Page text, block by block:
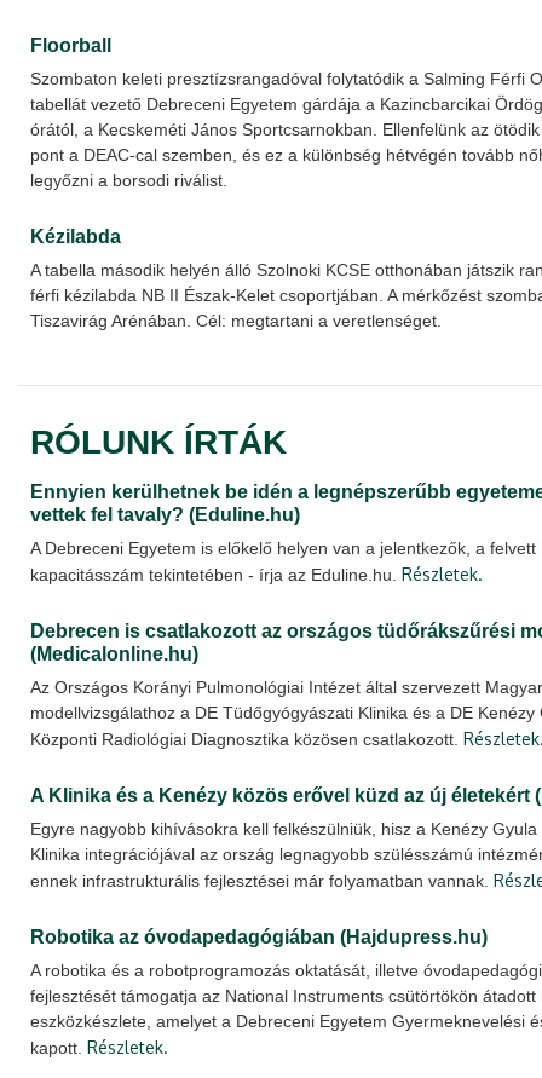
Floorball
Szombaton keleti presztízsrangadóval folytatódik a Salming Férfi
tabellát vezető Debreceni Egyetem gárdája a Kazincbarcikai
órától, a Kecskeméti János Sportcsarnokban. Ellenfelünk az
pont a DEAC-cal szemben, és ez a különbség hétvégén tovább
legyőzni a borsodi riválist.
Kézilabda
A tabella második helyén álló Szolnoki KCSE otthonában játszik
férfi kézilabda NB II Észak-Kelet csoportjában. A mérkőzést
Tiszavirág Arénában. Cél: megtartani a veretlenséget.
RÓLUNK ÍRTÁK
Ennyien kerülhetnek be idén a legnépszerűbb
vettek fel tavaly? (Eduline.hu)
A Debreceni Egyetem is előkelő helyen van a jelentkezők, a felvett
kapacitásszám tekintetében - írja az Eduline.hu. Részletek.
Debrecen is csatlakozott az országos tüdőrákszűrési
(Medicalonline.hu)
Az Országos Korányi Pulmonológiai Intézet által szervezett
modellvizsgálathoz a DE Tüdőgyógyászati Klinika és a DE
Központi Radiológiai Diagnosztika közösen csatlakozott.
A Klinika és a Kenézy közös erővel küzd az új életekért
Egyre nagyobb kihívásokra kell felkészülniük, hisz a Kenézy
Klinika integrációjával az ország legnagyobb szülésszámú
ennek infrastrukturális fejlesztései már folyamatban vannak.
Robotika az óvodapedagógiában (Hajdupress.hu)
A robotika és a robotprogramozás oktatását, illetve
fejlesztését támogatja az National Instruments csütörtökön
eszközkészlete, amelyet a Debreceni Egyetem Gyermeknevelési
kapott. Részletek.